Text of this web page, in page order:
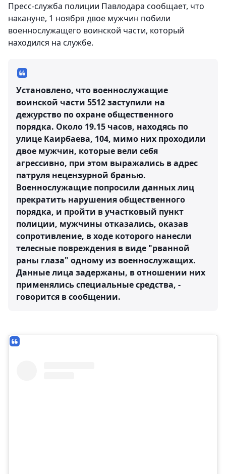
Пресс-служба полиции Павлодара сообщает, что
накануне, 1 ноября двое мужчин побили
военнослужащего воинской части, который
находился на службе.
Установлено, что военнослужащие
воинской части 5512 заступили на
дежурство по охране общественного
порядка. Около 19.15 часов, находясь по
улице Каирбаева, 104, мимо них проходили
двое мужчин, которые вели себя
агрессивно, при этом выражались в адрес
патруля нецензурной бранью.
Военнослужащие попросили данных лиц
прекратить нарушения общественного
порядка, и пройти в участковый пункт
полиции, мужчины отказались, оказав
сопротивление, в ходе которого нанесли
телесные повреждения в виде "рванной
раны глаза" одному из военнослужащих.
Данные лица задержаны, в отношении них
применялись специальные средства, -
говорится в сообщении.